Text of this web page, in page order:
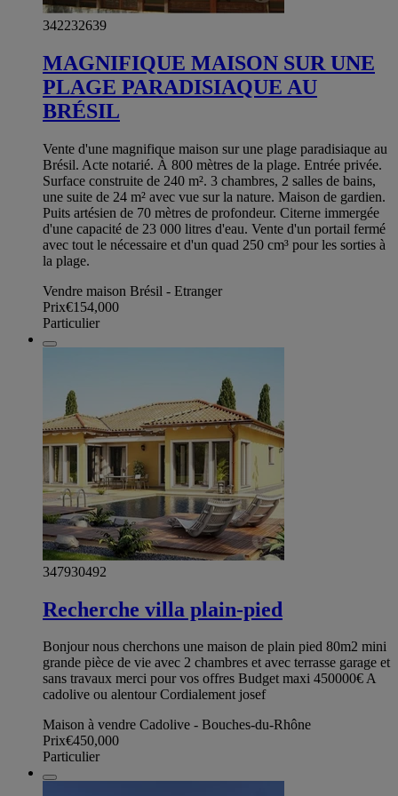
342232639
MAGNIFIQUE MAISON SUR UNE
PLAGE PARADISIAQUE AU
BRÉSIL
Vente d'une magnifique maison sur une plage paradisiaque au
Brésil. Acte notarié. À 800 mètres de la plage. Entrée privée.
Surface construite de 240 m². 3 chambres, 2 salles de bains,
une suite de 24 m² avec vue sur la nature. Maison de gardien.
Puits artésien de 70 mètres de profondeur. Citerne immergée
d'une capacité de 23 000 litres d'eau. Vente d'un portail fermé
avec tout le nécessaire et d'un quad 250 cm³ pour les sorties à
la plage.
Vendre maison Brésil - Etranger
Prix€154,000
Particulier
347930492
Recherche villa plain-pied
Bonjour nous cherchons une maison de plain pied 80m2 mini
grande pièce de vie avec 2 chambres et avec terrasse garage et
sans travaux merci pour vos offres Budget maxi 450000€ A
cadolive ou alentour Cordialement josef
Maison à vendre Cadolive - Bouches-du-Rhône
Prix€450,000
Particulier